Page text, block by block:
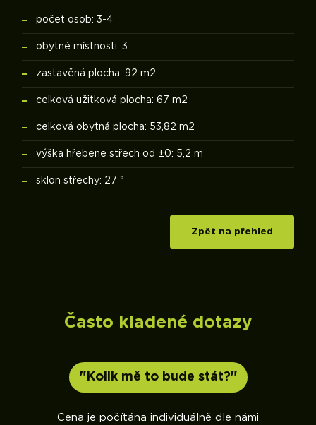
počet osob: 3-4
obytné místnosti: 3
zastavěná plocha: 92 m2
celková užitková plocha: 67 m2
celková obytná plocha: 53,82 m2
výška hřebene střech od ±0: 5,2 m
sklon střechy: 27 °
Zpět na přehled
Často kladené dotazy
"Kolik mě to bude stát?"
Cena je počítána individuálně dle námi